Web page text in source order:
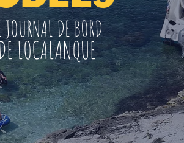
JOURNAL DE BORD
LOCALANQUE